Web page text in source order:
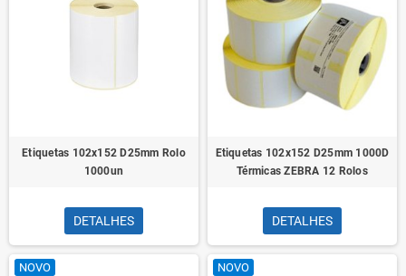
Etiquetas 102x152 D25mm Rolo
1000un
DETALHES
Etiquetas 102x152 D25mm 1000D
Térmicas ZEBRA 12 Rolos
DETALHES
NOVO NOVO